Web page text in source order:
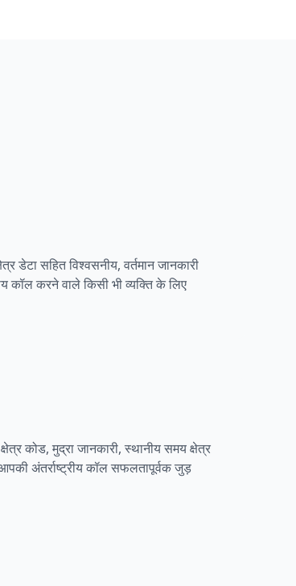
डेटा सहित विश्वसनीय, वर्तमान जानकारी
कॉल करने वाले किसी भी व्यक्ति के लिए
कोड, मुद्रा जानकारी, स्थानीय समय क्षेत्र
अंतर्राष्ट्रीय कॉल सफलतापूर्वक जुड़